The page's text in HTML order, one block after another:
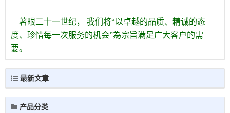
著眼二十一世纪， 我们将“以卓越的品质、精诚的态
度、珍惜每一次服务的机会”為宗旨满足广大客户的需
要。
最新文章
产品分类